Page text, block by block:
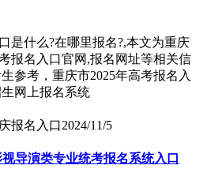
是什么?在哪里报名?,本文为重庆
报名入口官网,报名网址等相关信
参考，重庆市2025年高考报名入
网上报名系统
报名入口2024/11/5
导演类专业统考报名系统入口